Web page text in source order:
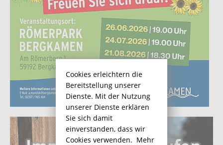
Cookies erleichtern die
Bereitstellung unserer
Dienste. Mit der Nutzung
unserer Dienste erklären
Sie sich damit
einverstanden, dass wir
Cookies verwenden. Mehr